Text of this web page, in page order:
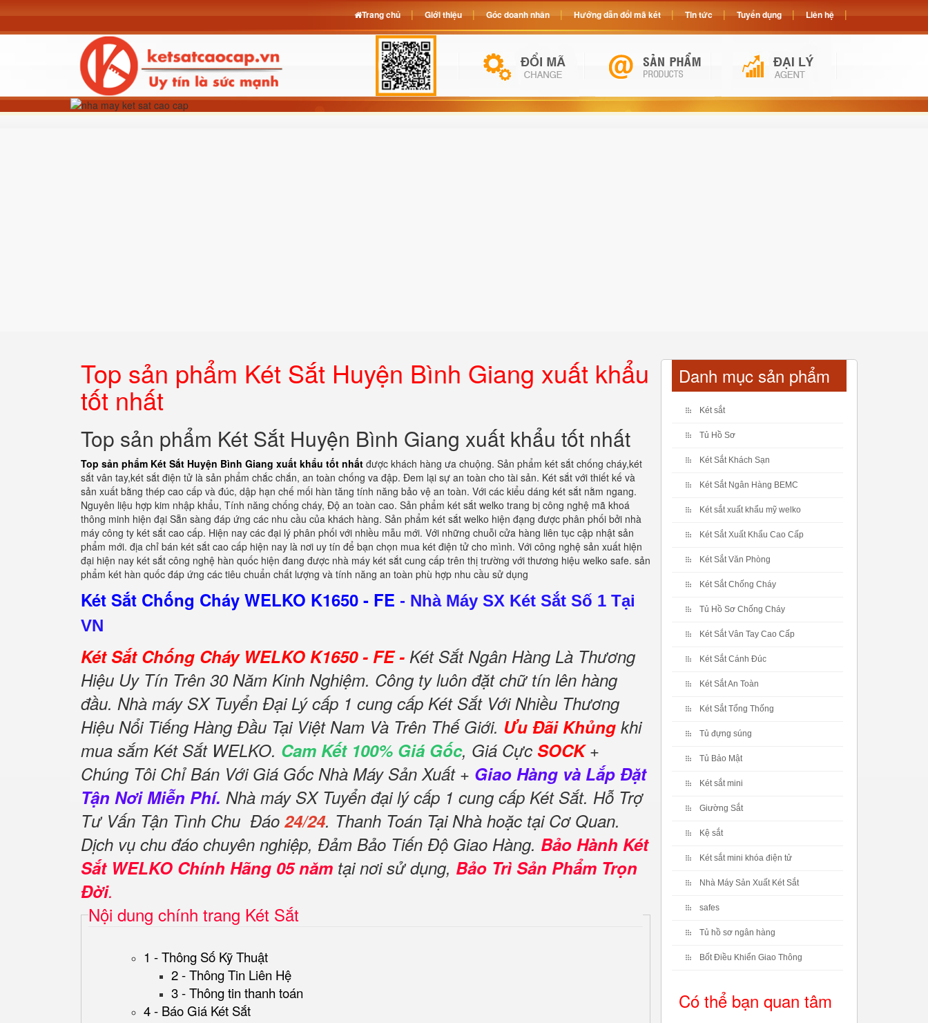
Top sản phẩm Két Sắt Huyện Bình Giang xuất khẩu
tốt nhất
Top sản phẩm Két Sắt Huyện Bình Giang xuất khẩu tốt nhất
Top sản phẩm Két Sắt Huyện Bình Giang xuất khẩu tốt nhất được khách hàng ưa chuộng. Sản phẩm két sắt chống cháy,két
sắt vân tay,két sắt điện tử là sản phẩm chắc chắn, an toàn chống va đập. Đem lại sự an toàn cho tài sản. Két sắt với thiết kế và
sản xuất bằng thép cao cấp và đúc, dập hạn chế mối hàn tăng tính năng bảo vệ an toàn. Với các kiểu dáng két sắt nằm ngang.
Nguyên liệu hợp kim nhập khẩu, Tính năng chống cháy, Độ an toàn cao. Sản phẩm két sắt welko trang bị công nghệ mã khoá
thông minh hiện đại Sẵn sàng đáp ứng các nhu cầu của khách hàng. Sản phẩm két sắt welko hiện đạng được phân phối bởi nhà
máy công ty két sắt cao cấp. Hiện nay các đại lý phân phối với nhiều mẫu mới. Với những chuỗi cửa hàng liên tục cập nhật sản
phẩm mới. địa chỉ bán két sắt cao cấp hiện nay là nơi uy tín để bạn chọn mua két điện tử cho mình. Với công nghệ sản xuất hiện
đại hiện nay két sắt công nghệ hàn quốc hiện đang được nhà máy két sắt cung cấp trên thị trường với thương hiệu welko safe. sản
phẩm két hàn quốc đáp ứng các tiêu chuẩn chất lượng và tính năng an toàn phù hợp nhu cầu sử dụng
Két Sắt Chống Cháy WELKO K1650 - FE - Nhà Máy SX Két Sắt Số 1 Tại
VN
Két Sắt Chống Cháy WELKO K1650 - FE - Két Sắt Ngân Hàng Là Thương
Hiệu Uy Tín Trên 30 Năm Kinh Nghiệm. Công ty luôn đặt chữ tín lên hàng
đầu. Nhà máy SX Tuyển Đại Lý cấp 1 cung cấp Két Sắt Với Nhiều Thương
Hiệu Nổi Tiếng Hàng Đầu Tại Việt Nam Và Trên Thế Giới. Ưu Đãi Khủng khi
mua sắm Két Sắt WELKO. Cam Kết 100% Giá Gốc, Giá Cực SOCK+
Chúng Tôi Chỉ Bán Với Giá Gốc Nhà Máy Sản Xuất + Giao Hàng và Lắp Đặt
Tận Nơi Miễn Phí. Nhà máy SX Tuyển đại lý cấp 1 cung cấp Két Sắt. Hỗ Trợ
Tư Vấn Tận Tình Chu Đáo 24/24. Thanh Toán Tại Nhà hoặc tại Cơ Quan.
Dịch vụ chu đáo chuyên nghiệp, Đảm Bảo Tiến Độ Giao Hàng. Bảo Hành Két
Sắt WELKO Chính Hãng 05 năm tại nơi sử dụng, Bảo Trì Sản Phẩm Trọn
Đời.
Nội dung chính trang Két Sắt
1 - Thông Số Kỹ Thuật
2 - Thông Tin Liên Hệ
3 - Thông tin thanh toán
4 - Báo Giá Két Sắt
Danh mục sản phẩm
Két sắt
Tủ Hồ Sơ
Két Sắt Khách Sạn
Két Sắt Ngân Hàng BEMC
Két sắt xuất khẩu mỹ welko
Két Sắt Xuất Khẩu Cao Cấp
Két Sắt Văn Phòng
Két Sắt Chống Cháy
Tủ Hồ Sơ Chống Cháy
Két Sắt Vân Tay Cao Cấp
Két Sắt Cánh Đúc
Két Sắt An Toàn
Két Sắt Tổng Thống
Tủ đựng súng
Tủ Bảo Mật
Két sắt mini
Giường Sắt
Kệ sắt
Két sắt mini khóa điện tử
Nhà Máy Sản Xuất Két Sắt
safes
Tủ hồ sơ ngân hàng
Bốt Điều Khiển Giao Thông
Có thể bạn quan tâm
Trang chủ Giới thiệu Góc doanh nhân Hướng dẫn đổi mã két Tin tức Tuyển dụng Liên hệ